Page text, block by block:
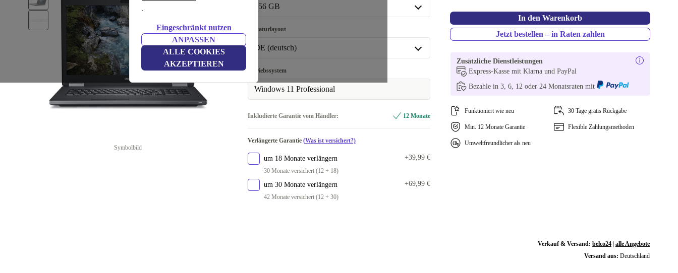
.
Eingeschränkt nutzen
ANPASSEN
ALLE COOKIES
AKZEPTIEREN
Symbolbild
16.0 GB +20,00 €
256 GB
256 GB
512 GB +28,00 €
In anderen Kombinationen verfügbar
Tastaturlayout
DE (deutsch)
DE (deutsch)
In anderen Kombinationen verfügbar
IT (italienisch) +39,00 €
UK (UK englisch) +59,00 €
Betriebssystem
Windows 11 Professional
Inkludierte Garantie vom Händler: 12 Monate
Verlängerte Garantie (Was ist versichert?)
um 18 Monate verlängern
30 Monate versichert (12 + 18)
+39,99 €
um 30 Monate verlängern
42 Monate versichert (12 + 30)
+69,99 €
In den Warenkorb
Jetzt bestellen – in Raten zahlen
Zusätzliche Dienstleistungen
Express-Kasse mit Klarna und PayPal
Bezahle in 3, 6, 12 oder 24 Monatsraten mit
Funktioniert wie neu 30 Tage gratis Rückgabe
Min. 12 Monate Garantie Flexible Zahlungsmethoden
Umweltfreundlicher als neu
Verkauf & Versand: belco24| alle Angebote
Versand aus: Deutschland